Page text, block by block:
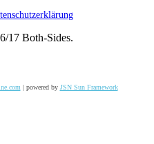
17 Both-Sides.
| powered by JSN Sun Framework